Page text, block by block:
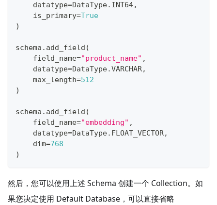
    datatype
=DataType. INT64,
    is_primary
=True
)
schema . add_field (
    field_name
="product_name" ,
    datatype
=DataType.VARCHAR,
    max_length
=512
)
schema . add_field (
    field_name
="embedding" ,
    datatype
=DataType. FLOAT_VECTOR,
    dim
=768
)
然后，您可以使用上述 Schema 创建一个 Collection。如
果您决定使用 Default Database，可以直接省略